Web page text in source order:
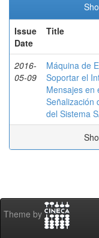
Issue
Date
Title
2016-
05-09
Máquina de
Soportar el
Mensajes en
Señalización
del Sistema
Theme by